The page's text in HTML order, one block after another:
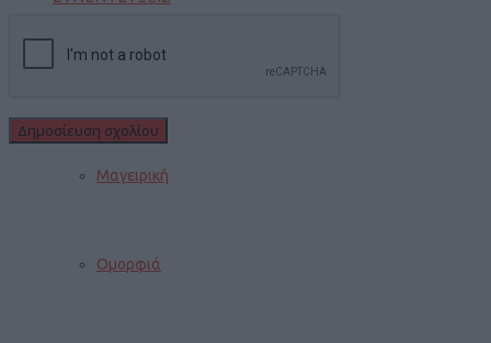
Μαγειρική
Ομορφιά